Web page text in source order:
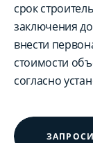
срок
заключения
внести
стоимости
согласно